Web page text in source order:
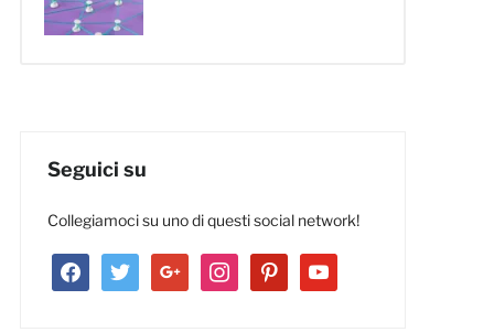
Seguici su
Collegiamoci su uno di questi social network!
facebooktwitter google instagrampinterestyoutube